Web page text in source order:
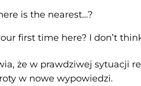
is the nearest…?
first time here? I don’t
że w prawdziwej sytuacji
w nowe wypowiedzi.